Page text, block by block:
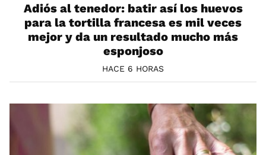
Adiós al tenedor: batir así los huevos
para la tortilla francesa es mil veces
mejor y da un resultado mucho más
esponjoso
HACE 6 HORAS